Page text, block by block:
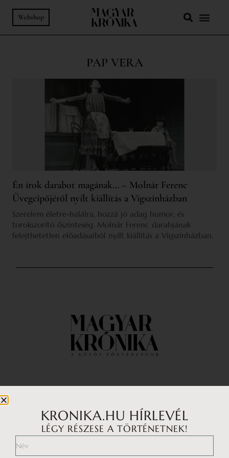
Webshop
PAP VERA
Én írok darabot magának… – Molnár Ferenc
Üvegcipőjéről nyílt kiállítás a Vígszínházban
Szerelem életre-halálra, hozzá jó adag humor, és
torokszorító őszinteség. Molnár Ferenc darabjának
felejthetetlen előadásaiból nyílt kiállítás a Vígszínházban.
Médiaajánlat
KRONIKA.HU HÍRLEVÉL
LÉGY RÉSZESE A TÖRTÉNETNEK!